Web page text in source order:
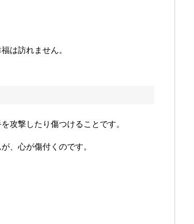
は訪れません。
攻撃したり傷つけることです。
、心が傷付くのです。